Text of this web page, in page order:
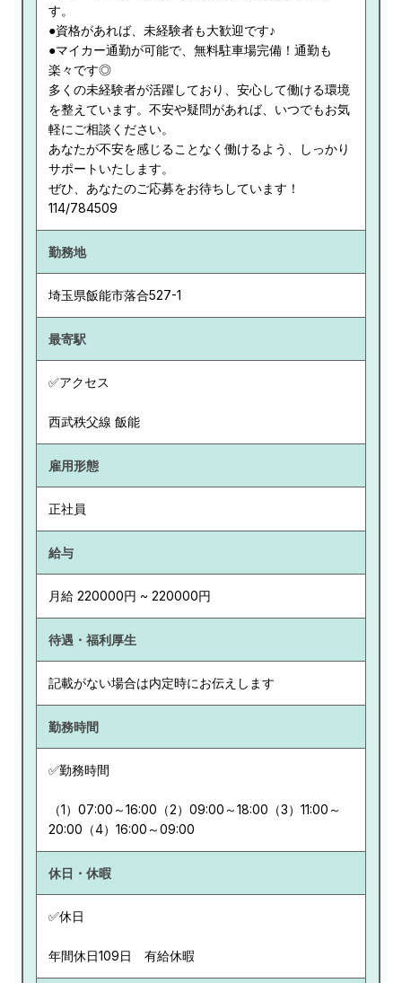
す。
●資格があれば、未経験者も大歓迎です♪
●マイカー通勤が可能で、無料駐車場完備！通勤も
楽々です◎
多くの未経験者が活躍しており、安心して働ける環境
を整えています。不安や疑問があれば、いつでもお気
軽にご相談ください。
あなたが不安を感じることなく働けるよう、しっかり
サポートいたします。
ぜひ、あなたのご応募をお待ちしています！
114/784509
勤務地
埼玉県飯能市落合527-1
最寄駅
✅アクセス
西武秩父線 飯能
雇用形態
正社員
給与
月給 220000円 ~ 220000円
待遇・福利厚生
記載がない場合は内定時にお伝えします
勤務時間
✅勤務時間
（1）07:00～16:00（2）09:00～18:00（3）11:00～
20:00（4）16:00～09:00
休日・休暇
✅休日
年間休日109日 有給休暇